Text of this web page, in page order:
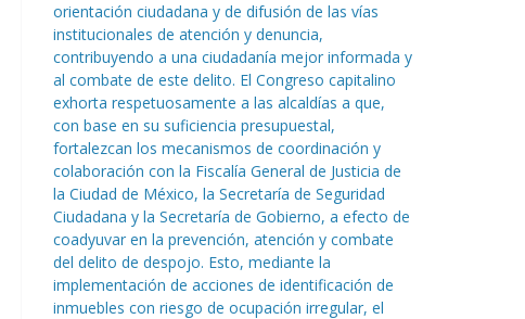
orientación ciudadana y de difusión de las vías
institucionales de atención y denuncia,
contribuyendo a una ciudadanía mejor informada y
al combate de este delito. El Congreso capitalino
exhorta respetuosamente a las alcaldías a que,
con base en su suficiencia presupuestal,
fortalezcan los mecanismos de coordinación y
colaboración con la Fiscalía General de Justicia de
la Ciudad de México, la Secretaría de Seguridad
Ciudadana y la Secretaría de Gobierno, a efecto de
coadyuvar en la prevención, atención y combate
del delito de despojo. Esto, mediante la
implementación de acciones de identificación de
inmuebles con riesgo de ocupación irregular, el